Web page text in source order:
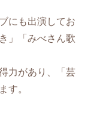
にも出演してお
」「みべさん歌
力があり、「芸
す。